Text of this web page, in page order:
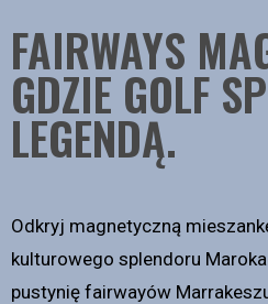
FAIRWAYS
GDZIE GOLF
LEGENDĄ.
Odkryj magnetyczną
kulturowego splendoru
pustynię fairwayów